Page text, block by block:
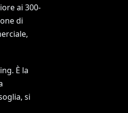
ai 300-
di
È la
si